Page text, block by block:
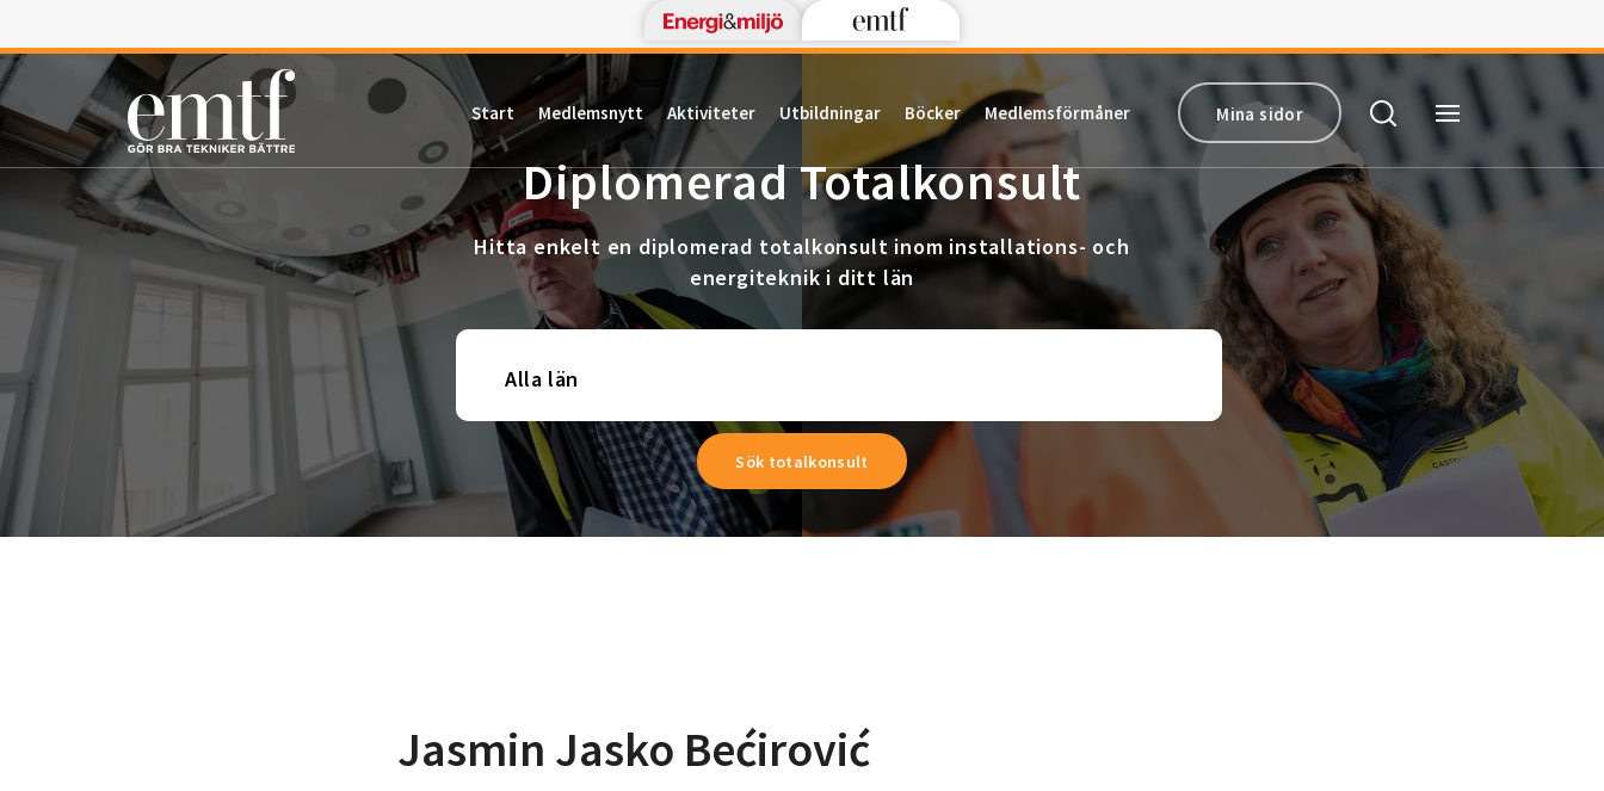
Mina sidor
Start Medlemsnytt Aktiviteter Utbildningar Böcker Medlemsförmåner
Diplomerad Totalkonsult
Hitta enkelt en diplomerad totalkonsult inom installations- och
energiteknik i ditt län
Alla län
Jasmin Jasko Bećirović